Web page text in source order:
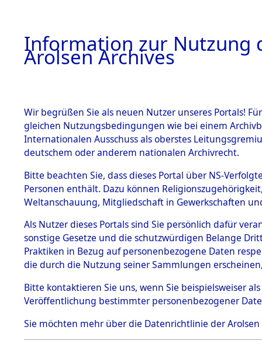
BILD
BESTÄNDE
1.
mente
5. Verschiedenes
5.3
Todesmärsche
5.3.1 Alliierte
Erhebungen
zu
Todesmärsch
en
5.3.2
auf dem
0002 (84622770)
Information zur Nutzung
Arolsen Archives
Wir begrüßen Sie als neuen Nutzer unseres Portals!
gleichen Nutzungsbedingungen wie bei einem
Internationalen Ausschuss als oberstes
deutschem oder anderem nationalen Archivrecht.
Bitte beachten Sie, dass dieses Portal über NS-
Personen enthält. Dazu können
Weltanschauung, Mitgliedschaft in Gewerkschaften
Als Nutzer dieses Portals sind Sie persönlich dafür
sonstige Gesetze und die schutzwürdigen Belange
Praktiken in Bezug auf personenbezogene Daten
die durch die Nutzung seiner Sammlungen
Bitte kontaktieren Sie uns, wenn Sie beispielsweiser
Veröffentlichung bestimmter personenbezogener
Sie möchten mehr über die Datenrichtlinie der Arolsen